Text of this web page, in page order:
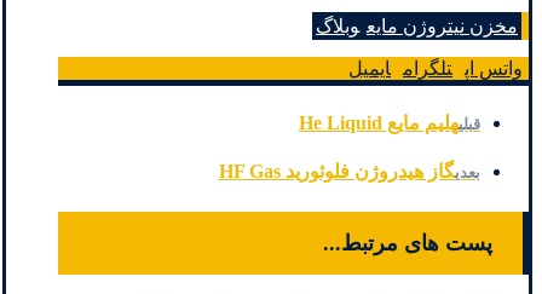
مخزن نیتروژن مایع وبلاگ
واتس اپ تلگرام ایمیل
قبلیهلیم مایع He Liquid
بعدیگاز هیدروژن فلوئورید HF Gas
پست های مرتبط...